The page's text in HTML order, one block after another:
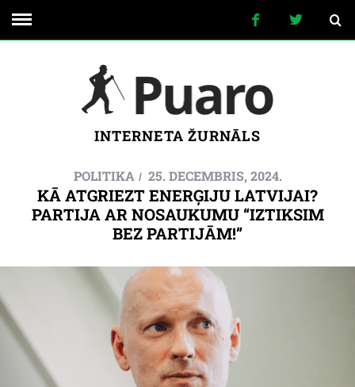
INTERNETA ŽURNĀLS
POLITIKA 25. DECEMBRIS, 2024.
KĀ ATGRIEZT ENERĢIJU LATVIJAI?
PARTIJA AR NOSAUKUMU “IZTIKSIM
BEZ PARTIJĀM!”